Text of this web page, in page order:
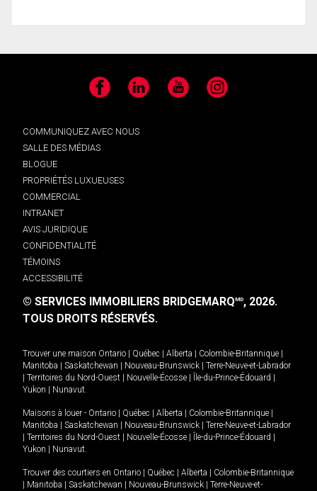
Facebook LinkedIn YouTube Instagram
COMMUNIQUEZ AVEC NOUS
SALLE DES MÉDIAS
BLOGUE
PROPRIÉTÉS LUXUEUSES
COMMERCIAL
INTRANET
AVIS JURIDIQUE
CONFIDENTIALITÉ
TÉMOINS
ACCESSIBILITÉ
© SERVICES IMMOBILIERS BRIDGEMARQMD, 2026.
TOUS DROITS RÉSERVÉS.
Trouver une maison Ontario Québec Alberta Colombie-Britannique
Manitoba
Saskatchewan Nouveau-Brunswick
Terre-Neuve-et-Labrador
Territoires du Nord-Ouest Nouvelle-Écosse Île-du-Prince-Édouard
Yukon
Nunavut.
Maisons à louer - Ontario Québec Alberta Colombie-Britannique
Manitoba
Saskatchewan Nouveau-Brunswick
Terre-Neuve-et-Labrador
Territoires du Nord-Ouest Nouvelle-Écosse Île-du-Prince-Édouard
Yukon
Nunavut.
Trouver des courtiers en Ontario Québec Alberta
Colombie-Britannique
Manitoba Saskatchewan Nouveau-Brunswick
Terre-Neuve-et-